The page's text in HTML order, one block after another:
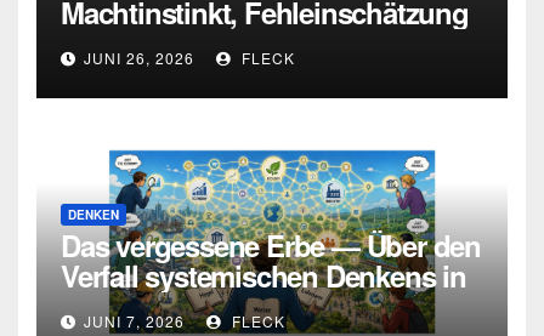
Machtinstinkt, Fehleinschätzung
und die Grenzen intellektueller
Urteilskraft
JUNI 26, 2026 FLECK
DENKEN
Das vergessene Erbe — Über den
Verfall systemischen Denkens in
Deutschland
JUNI 7, 2026 FLECK